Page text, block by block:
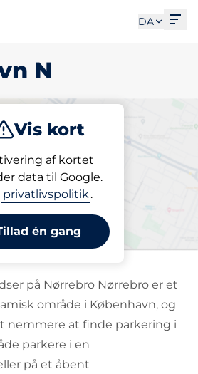
DA
N
Vis kort
af kortet
data til Google.
privatlivspolitik.
én gang
Opladning Abonnement
plads i
N
på Nørrebro Nørrebro er et
område i København, og
nemmere at finde parkering i
parkere i en
på et åbent